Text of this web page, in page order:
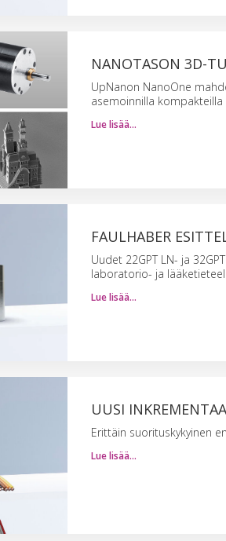
NANOTASON 3D-
UpNanon NanoOne
asemoinnilla kompakteilla
Lue lisää…
FAULHABER
Uudet 22GPT LN- ja
laboratorio- ja
Lue lisää…
UUSI
Erittäin suorituskykyinen
Lue lisää…